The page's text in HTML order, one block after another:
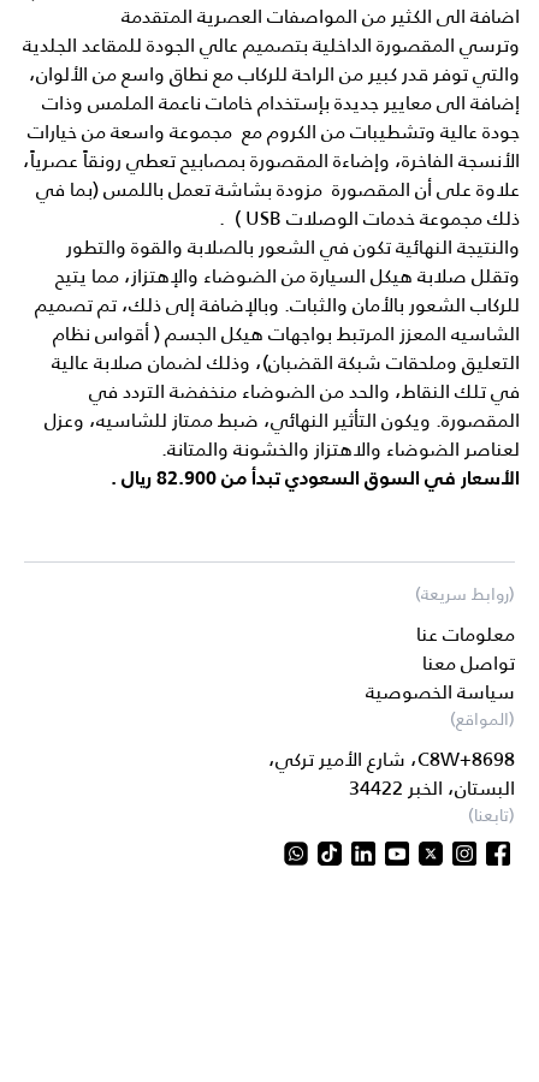
اضافة الى الكثير من المواصفات العصرية المتقدمة
وترسي المقصورة الداخلية بتصميم عالي الجودة للمقاعد الجلدية
والتي توفر قدر كبير من الراحة للركاب مع نطاق واسع من الألوان،
إضافة الى معايير جديدة بإستخدام خامات ناعمة الملمس وذات
جودة عالية وتشطيبات من الكروم مع مجموعة واسعة من خيارات
الأنسجة الفاخرة، وإضاءة المقصورة بمصابيح تعطي رونقاً عصرياً،
علاوة على أن المقصورة مزودة بشاشة تعمل باللمس (بما في
ذلك مجموعة خدمات الوصلات USB ) .
والنتيجة النهائية تكون في الشعور بالصلابة والقوة والتطور
وتقلل صلابة هيكل السيارة من الضوضاء والإهتزاز، مما يتيح
للركاب الشعور بالأمان والثبات. وبالإضافة إلى ذلك، تم تصميم
الشاسيه المعزز المرتبط بواجهات هيكل الجسم ( أقواس نظام
التعليق وملحقات شبكة القضبان)، وذلك لضمان صلابة عالية
في تلك النقاط، والحد من الضوضاء منخفضة التردد في
المقصورة. ويكون التأثير النهائي، ضبط ممتاز للشاسيه، وعزل
لعناصر الضوضاء والاهتزاز والخشونة والمتانة.
الأسعار في السوق السعودي تبدأ من 82.900 ريال .
(روابط سريعة)
معلومات عنا
تواصل معنا
سياسة الخصوصية
(المواقع)
8698+C8W، شارع الأمير تركي،
البستان، الخبر 34422
(تابعنا)